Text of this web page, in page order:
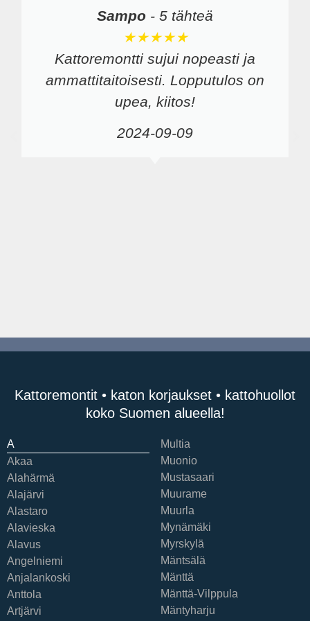
Sampo - 5 tähteä
★★★★★
Kattoremontti sujui nopeasti ja
ammattitaitoisesti. Lopputulos on
upea, kiitos!
2024-09-09
Kattoremontit • katon korjaukset • kattohuollot
koko Suomen alueella!
A
Akaa
Alahärmä
Alajärvi
Alastaro
Alavieska
Alavus
Angelniemi
Anjalankoski
Anttola
Artjärvi
Multia
Muonio
Mustasaari
Muurame
Muurla
Mynämäki
Myrskylä
Mäntsälä
Mänttä
Mänttä-Vilppula
Mäntyharju